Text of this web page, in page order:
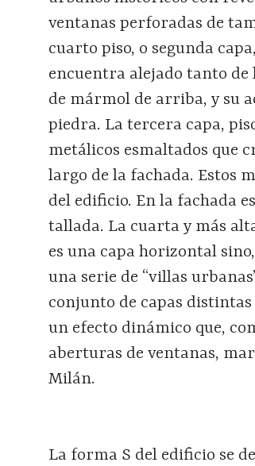
ventanas perforadas de
cuarto piso, o segunda
encuentra alejado tanto de
de mármol de arriba, y su
piedra. La tercera capa,
metálicos esmaltados que
largo de la fachada. Estos
del edificio. En la fachada
tallada. La cuarta y más
es una capa horizontal
una serie de “villas
conjunto de capas
un efecto dinámico que,
aberturas de ventanas,
Milán.
La forma S del edificio se